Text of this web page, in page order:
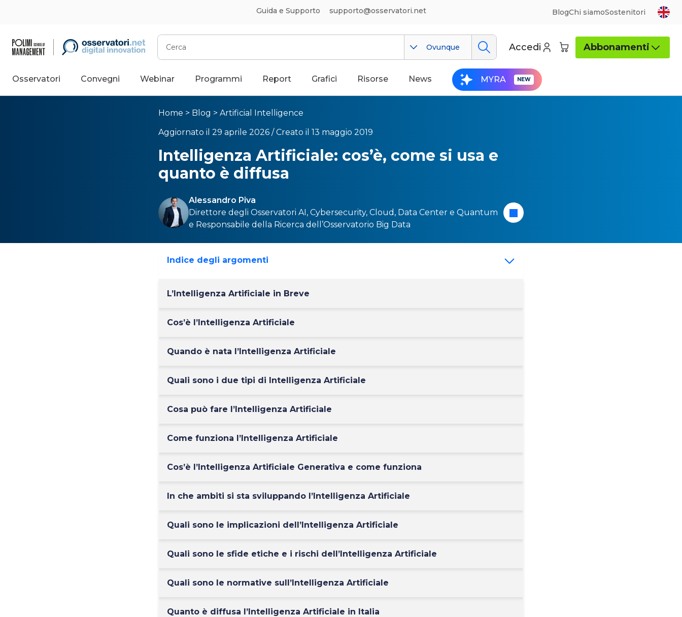
Guida e Supporto supporto@osservatori.net BlogChi siamoSostenitori
Cerca
Ovunque Accedi Abbonamenti
Osservatori Convegni Webinar Programmi Report Grafici Risorse News MYRA
Home > Blog > Artificial Intelligence
Aggiornato il 29 aprile 2026 / Creato il 13 maggio 2019
Intelligenza Artificiale: cos’è, come si usa e
quanto è diffusa
Alessandro Piva
Direttore degli Osservatori AI, Cybersecurity, Cloud , Data Center e Quantum
e Responsabile della Ricerca dell’Osservatorio Big Data
Indice degli argomenti
L’Intelligenza Artificiale in Breve
Cos’è l’Intelligenza Artificiale
Quando è nata l’Intelligenza Artificiale
Quali sono i due tipi di Intelligenza Artificiale
Cosa può fare l’Intelligenza Artificiale
Come funziona l’Intelligenza Artificiale
Cos’è l’Intelligenza Artificiale Generativa e come funziona
In che ambiti si sta sviluppando l’Intelligenza Artificiale
Quali sono le implicazioni dell’Intelligenza Artificiale
Quali sono le sfide etiche e i rischi dell’Intelligenza Artificiale
Quali sono le normative sull’Intelligenza Artificiale
Quanto è diffusa l’Intelligenza Artificiale in Italia